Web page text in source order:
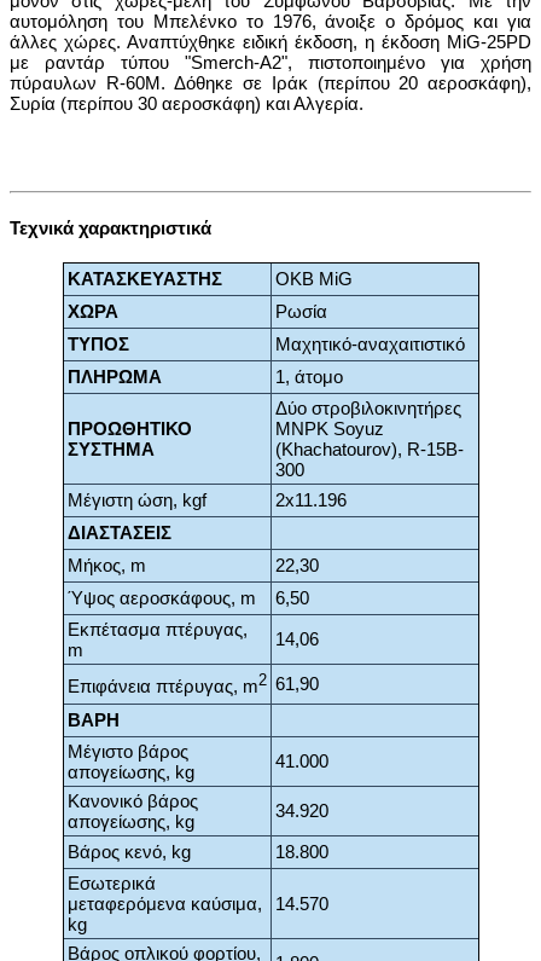
αυτομόληση του Μπελένκο το 1976, άνοιξε ο δρόμος και για
άλλες χώρες. Αναπτύχθηκε ειδική έκδοση, η έκδοση MiG-25PD
με ραντάρ τύπου "Smerch-A2", πιστοποιημένο για χρήση
πύραυλων R-60M. Δόθηκε σε Ιράκ (περίπου 20 αεροσκάφη),
Συρία (περίπου 30 αεροσκάφη) και Αλγερία.
Τεχνικά χαρακτηριστικά
ΚΑΤΑΣΚΕΥΑΣΤΗΣ
OKB MiG
ΧΩΡΑ
Ρωσία
ΤΥΠΟΣ
Μαχητικό-αναχαιτιστικό
ΠΛΗΡΩΜΑ
1, άτομο
ΠΡΟΩΘΗΤΙΚΟ
ΣΥΣΤΗΜΑ
Δύο στροβιλοκινητήρες
MNPK Soyuz
(Khachatourov), R-15B-
300
Μέγιστη ώση, kgf
2x11.196
ΔΙΑΣΤΑΣΕΙΣ
Μήκος, m
22,30
Ύψος αεροσκάφους, m
6,50
Εκπέτασμα πτέρυγας,
m
14,06
Επιφάνεια πτέρυγας, m2 61,90
ΒΑΡΗ
Μέγιστο βάρος
απογείωσης, kg
41.000
Κανονικό βάρος
απογείωσης, kg
34.920
Βάρος κενό, kg
18.800
Εσωτερικά
μεταφερόμενα καύσιμα,
kg
14.570
Βάρος οπλικού φορτίου,